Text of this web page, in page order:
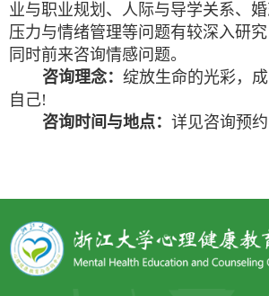
业与职业规划、人际与导学关系、婚
压力与情绪管理等问题有较深入研
同时前来咨询情感问题。
咨询理念：绽放生命的光彩，
自己!
咨询时间与地点：详见咨询预约